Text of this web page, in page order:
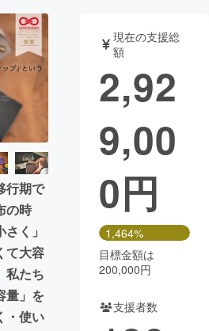
音楽
ガジェット ゲーム・サ
域活性化
Good
CAMPFIRE Creation
と納税machi-ya コミュニティ
行期で
の時
く」
て大容
私たち
量」を
・使い
現在の支援総
額
2,92
9,00
0円
1,464%
目標金額は
200,000円
支援者数